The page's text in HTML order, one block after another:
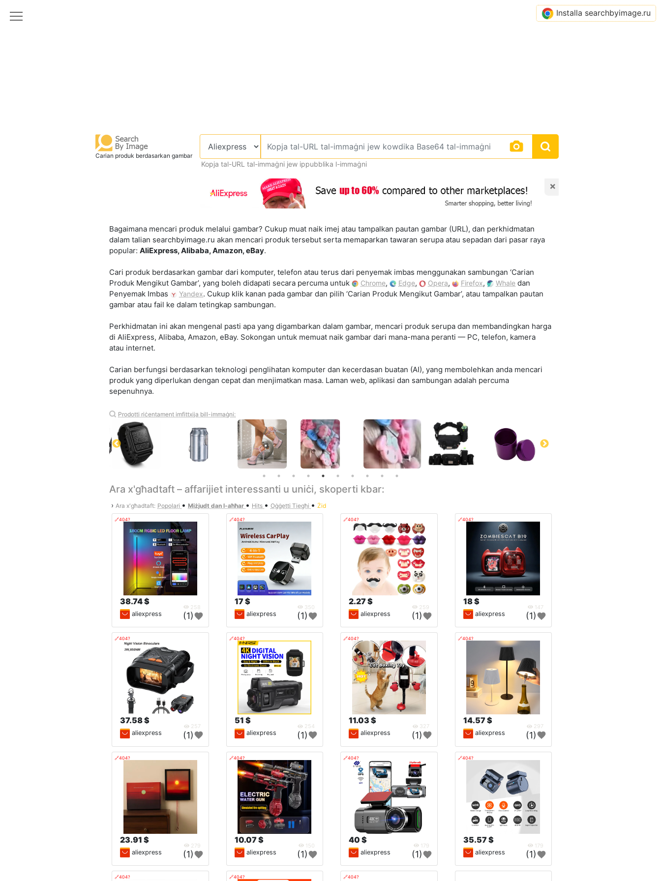
Carian produk berdasarkan gambar
Kopja tal-URL tal-immaġni jew ippubblika l-immaġni
×
Bagaimana mencari produk melalui gambar? Cukup muat naik imej atau tampalkan pautan gambar (URL), dan perkhidmatan
dalam talian searchbyimage.ru akan mencari produk tersebut serta memaparkan tawaran serupa atau sepadan dari pasar raya
popular: AliExpress, Alibaba, Amazon, eBay.
Cari produk berdasarkan gambar dari komputer, telefon atau terus dari penyemak imbas menggunakan sambungan ‘Carian
Produk Mengikut Gambar’, yang boleh didapati secara percuma untuk
Chrome, Edge, Opera, Firefox, Whale dan
Penyemak Imbas
Yandex. Cukup klik kanan pada gambar dan pilih ‘Carian Produk Mengikut Gambar’, atau tampalkan pautan
gambar atau fail ke dalam tetingkap sambungan.
Perkhidmatan ini akan mengenal pasti apa yang digambarkan dalam gambar, mencari produk serupa dan membandingkan harga
di AliExpress, Alibaba, Amazon, eBay. Sokongan untuk memuat naik gambar dari mana-mana peranti — PC, telefon, kamera
atau internet.
Carian berfungsi berdasarkan teknologi penglihatan komputer dan kecerdasan buatan (AI), yang membolehkan anda mencari
produk yang diperlukan dengan cepat dan menjimatkan masa. Laman web, aplikasi dan sambungan adalah percuma
sepenuhnya.
Prodotti riċentament imfittxija bill-immaġni:
Ara x'għadtaft – affarijiet interessanti u uniċi, skoperti kbar:
› Ara x'għadtaft: Popolari • Miżjudt dan l-aħħar • Hits • Oġġetti Tiegħi • Żid
🔗404?
38.74 $
258
aliexpress (1)
🔗404?
17 $
350
aliexpress (1)
🔗404?
2.27 $
259
aliexpress (1)
🔗404?
18 $
147
aliexpress (1)
🔗404?
37.58 $
257
aliexpress (1)
🔗404?
51 $
254
aliexpress (1)
🔗404?
11.03 $
327
aliexpress (1)
🔗404?
14.57 $
297
aliexpress (1)
🔗404?
23.91 $
279
aliexpress (1)
🔗404?
10.07 $
150
aliexpress (1)
🔗404?
40 $
179
aliexpress (1)
🔗404?
35.57 $
179
aliexpress (1)
🔗404? 🔗404? 🔗404?
Installa searchbyimage.ru